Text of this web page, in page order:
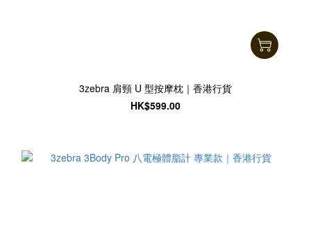
3zebra 肩頸 U 型按摩枕｜香港行貨
HK$599.00